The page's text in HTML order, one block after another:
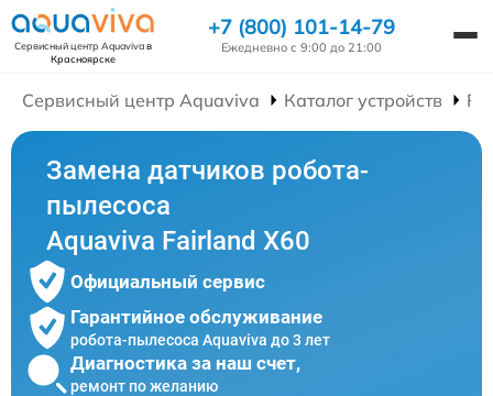
Сервисный центр Aquavivaв
Красноярске
+7 (800) 101-14-79
Ежедневно с 9:00 до 21:00
Сервисный центр Aquaviva Каталог устройств
Замена датчиков робота-
пылесоса
Aquaviva Fairland X60
Официальный сервис
Гарантийное обслуживание
робота-пылесоса Aquaviva до 3 лет
Диагностика за наш счет,
ремонт по желанию